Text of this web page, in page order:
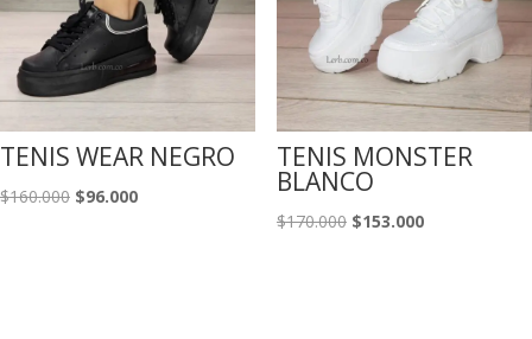
TENIS WEAR NEGRO
$160.000 El
$96.000El
TENIS MONSTER
BLANCO
$170.000 El
$153.000El